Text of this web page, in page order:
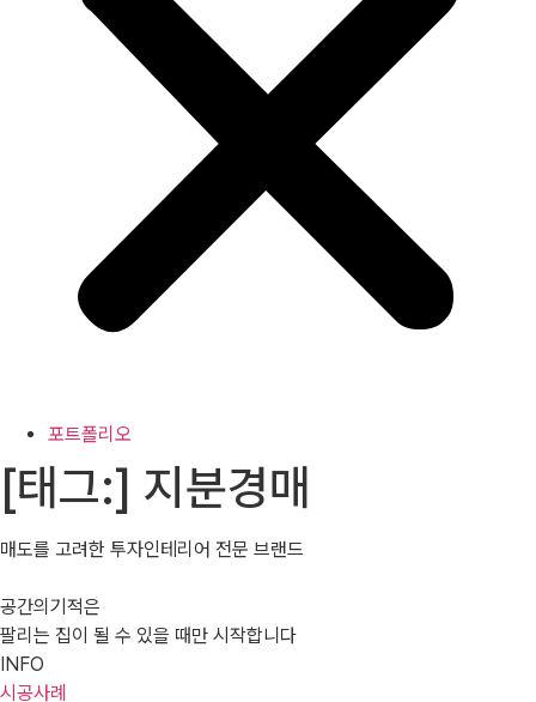
포트폴리오
[태그:] 지분경매
매도를 고려한 투자인테리어 전문 브랜드
공간의기적은
팔리는 집이 될 수 있을 때만 시작합니다
INFO
시공사례